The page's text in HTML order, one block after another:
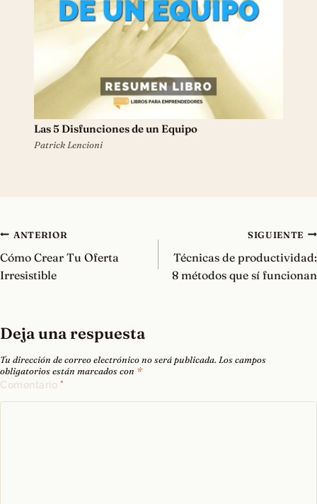
Las 5 Disfunciones de un Equipo
Patrick Lencioni
Navegación
de
entradas
ANTERIOR
Cómo Crear Tu Oferta
Irresistible
SIGUIENTE
Técnicas de productividad:
8 métodos que sí funcionan
Deja una respuesta
Tu dirección de correo electrónico no será publicada. Los campos
obligatorios están marcados con *
Comentario *